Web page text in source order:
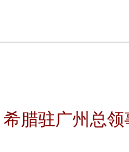
希腊驻广州总